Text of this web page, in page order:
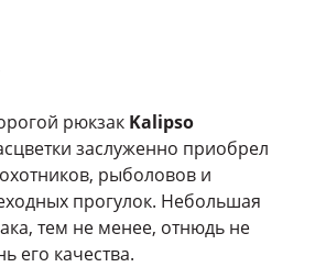
рюкзак Kalipso
заслуженно приобрел
рыболовов и
прогулок. Небольшая
тем не менее, отнюдь не
его качества.